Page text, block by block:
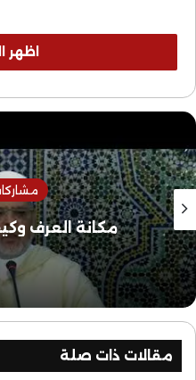
اظهر
مكانة العرف
مقالات ذات صلة